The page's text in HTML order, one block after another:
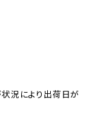
状況により出荷日が